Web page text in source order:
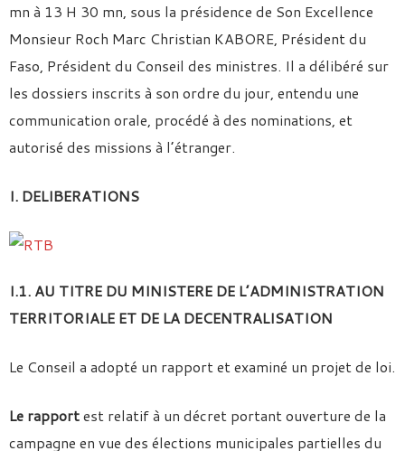
mn à 13 H 30 mn, sous la présidence de Son Excellence
Monsieur Roch Marc Christian KABORE, Président du
Faso, Président du Conseil des ministres. Il a délibéré sur
les dossiers inscrits à son ordre du jour, entendu une
communication orale, procédé à des nominations, et
autorisé des missions à l’étranger.
I. DELIBERATIONS
I.1. AU TITRE DU MINISTERE DE L’ADMINISTRATION
TERRITORIALE ET DE LA DECENTRALISATION
Le Conseil a adopté un rapport et examiné un projet de loi.
Le rapportest relatif à un décret portant ouverture de la
campagne en vue des élections municipales partielles du